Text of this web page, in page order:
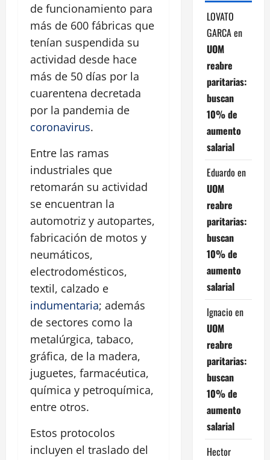
de funcionamiento para
más de 600 fábricas que
tenían suspendida su
actividad desde hace
más de 50 días por la
cuarentena decretada
por la pandemia de
coronavirus.
Entre las ramas
industriales que
retomarán su actividad
se encuentran la
automotriz y autopartes,
fabricación de motos y
neumáticos,
electrodomésticos,
textil, calzado e
indumentaria; además
de sectores como la
metalúrgica, tabaco,
gráfica, de la madera,
juguetes, farmacéutica,
química y petroquímica,
entre otros.
Estos protocolos
incluyen el traslado del
LOVATO
GARCAen
UOM
reabre
paritarias:
buscan
10% de
aumento
salarial
Eduardo en
UOM
reabre
paritarias:
buscan
10% de
aumento
salarial
Ignacio en
UOM
reabre
paritarias:
buscan
10% de
aumento
salarial
Hector